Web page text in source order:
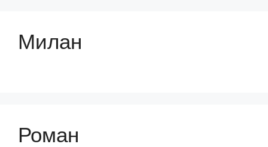
Милан
Роман